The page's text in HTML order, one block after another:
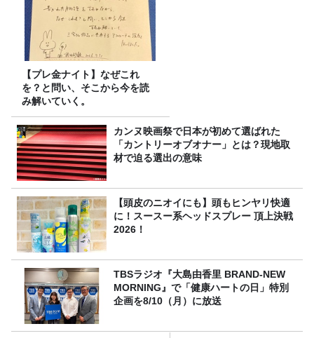
【プレ金ナイト】なぜこれ
を？と問い、そこから今を読
み解いていく。
カンヌ映画祭で日本が初めて選ばれた
「カントリーオブオナー」とは？現地取
材で迫る選出の意味
【頭皮のニオイにも】頭もヒンヤリ快適
に！スースー系ヘッドスプレー 頂上決戦
2026！
TBSラジオ『大島由香里 BRAND-NEW
MORNING』で「健康ハートの日」特別
企画を8/10（月）に放送